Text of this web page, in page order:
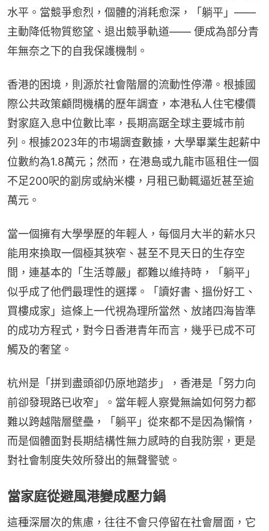
水平。當競爭愈烈，個體的消耗愈深，「躺平」——
主動降低物質慾望、退出競爭軌道—— 便成為部分青
年無奈之下的自我保護機制。
香港的困境，則源於社會階層的流動性停滯。根據國
際公共政策顧問機構的歷年調查，本港私人住宅樓價
對家庭入息中位數比率，長期高踞全球主要城市前
列。根據2023年的市場調查數據，大學畢業生起薪中
位數約為1.8萬元；然而，在港島或九龍市區租住一個
不足200呎的劏房或納米樓，月租已動輒逼近甚至逾
萬元。
當一個擁有大學學歷的年輕人，每個月大半的薪水只
能用來換取一個極其狹窄、甚至不見天日的生存空
間，連基本的「生活尊嚴」都難以維持時，「躺平」
似乎成了他們最理性的選擇。「讀好書、搵份好工、
買樓成家」這條上一代視為理所當然、放諸四海皆準
的成功方程式，對今日香港青年而言，幾乎已成不可
觸及的奢望。
杭州是「拼到盡頭卻仍原地踏步」，香港是「努力向
前卻發現路已收窄」。當年輕人察覺無論如何努力都
難以跨越階層壁壘，「躺平」從來都不是因為懶惰，
而是個體面對長期結構性無力感時的自我防禦，更是
對社會制度失效所發出的無聲警號。
當家庭從避風港變成壓力鍋
這種深層次的焦慮，往往不會只停留在社會層面，它